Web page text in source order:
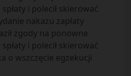
i polecił skierować
nakazu zapłaty
zgody na ponowne
i polecił skierować
wszczęcie egzekucji